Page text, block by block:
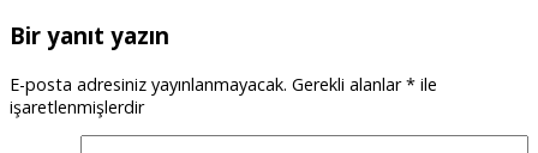
Bir yanıt yazın
E-posta adresiniz yayınlanmayacak. Gerekli alanlar* ile
işaretlenmişlerdir